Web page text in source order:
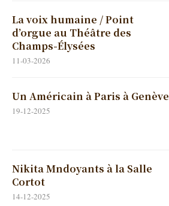
La voix humaine / Point
d’orgue au Théâtre des
Champs-Élysées
11-03-2026
Un Américain à Paris à Genève
19-12-2025
Nikita Mndoyants à la Salle
Cortot
14-12-2025